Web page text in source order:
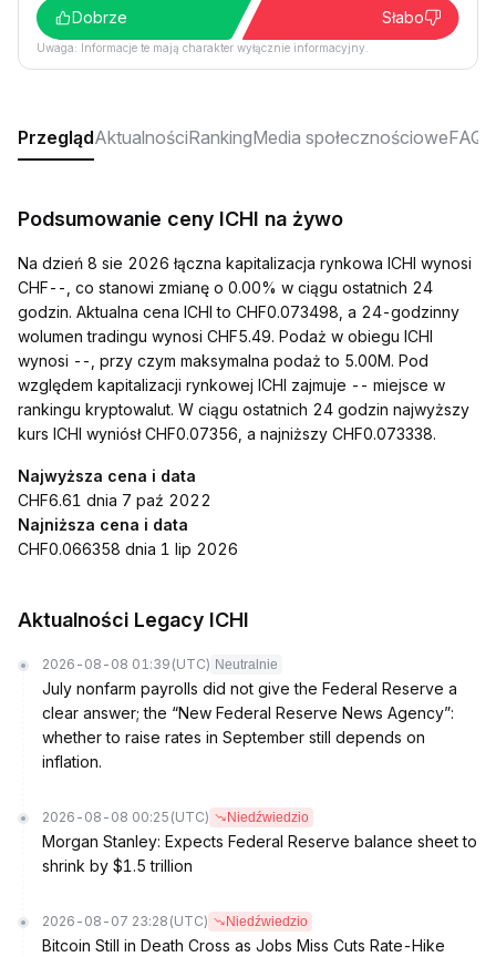
Dobrze
Słabo
Uwaga: Informacje te mają charakter wyłącznie informacyjny.
PrzeglądAktualnościRankingMedia społecznościoweFAQ
Podsumowanie ceny ICHI na żywo
Na dzień 8 sie 2026 łączna kapitalizacja rynkowa ICHI wynosi
CHF--, co stanowi zmianę o 0.00% w ciągu ostatnich 24
godzin. Aktualna cena ICHI to CHF0.073498, a 24-godzinny
wolumen tradingu wynosi CHF5.49. Podaż w obiegu ICHI
wynosi --, przy czym maksymalna podaż to 5.00M. Pod
względem kapitalizacji rynkowej ICHI zajmuje -- miejsce w
rankingu kryptowalut. W ciągu ostatnich 24 godzin najwyższy
kurs ICHI wyniósł CHF0.07356, a najniższy CHF0.073338.
Najwyższa cena i data
CHF6.61 dnia 7 paź 2022
Najniższa cena i data
CHF0.066358 dnia 1 lip 2026
Aktualności Legacy ICHI
2026-08-08 01:39 (UTC) Neutralnie
July nonfarm payrolls did not give the Federal Reserve a
clear answer; the “New Federal Reserve News Agency”:
whether to raise rates in September still depends on
inflation.
2026-08-08 00:25 (UTC) Niedźwiedzio
Morgan Stanley: Expects Federal Reserve balance sheet to
shrink by $1.5 trillion
2026-08-07 23:28 (UTC) Niedźwiedzio
Bitcoin Still in Death Cross as Jobs Miss Cuts Rate-Hike